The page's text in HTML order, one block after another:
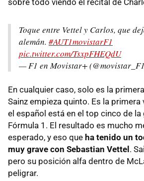
sobre todo viendo el recital de
Toque entre Vettel y Carlos, que
alemán. #AUT1movistarF1
pic.twitter.com/TsxpFHEQdU
— F1 en Movistar+
En cualquier caso, solo es la
Sainz empieza quinto. Es la primera
el español está en el top cinco de la
Fórmula 1. El resultado es mucho
esperado, y eso que ha tenido un
muy grave con Sebastian Vettel .
pero su posición alfa dentro de
peligrar.